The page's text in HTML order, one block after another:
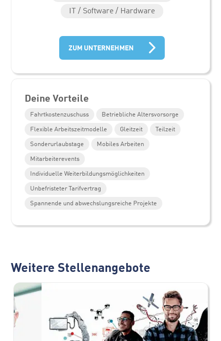
IT / Software / Hardware
ZUM UNTERNEHMEN
Deine Vorteile
Fahrtkostenzuschuss
Betriebliche Altersvorsorge
Flexible Arbeitszeitmodelle
Gleitzeit
Teilzeit
Sonderurlaubstage
Mobiles Arbeiten
Mitarbeiterevents
Individuelle Weiterbildungsmöglichkeiten
Unbefristeter Tarifvertrag
Spannende und abwechslungsreiche Projekte
Weitere Stellenangebote